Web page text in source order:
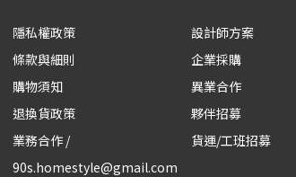
隱私權政策
條款與細則
購物須知
退換貨政策
業務合作 /
90s.homestyle@gmail.com
設計師方案
企業採購
異業合作
夥伴招募
貨運/工班招募